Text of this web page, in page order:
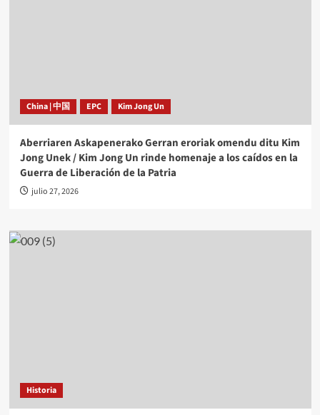
China | 中国 EPC Kim Jong Un
Aberriaren Askapenerako Gerran eroriak omendu ditu Kim
Jong Unek / Kim Jong Un rinde homenaje a los caídos en la
Guerra de Liberación de la Patria
julio 27, 2026
Historia